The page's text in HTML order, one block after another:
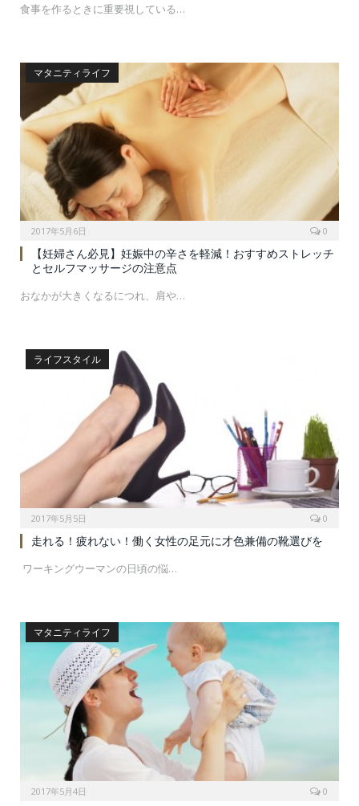
食事を作るときに重要視している…
マタニティライフ
2017年5月6日 0
【妊婦さん必見】妊娠中の辛さを軽減！おすすめストレッチ
とセルフマッサージの注意点
おなかが大きくなるにつれ、肩や…
ライフスタイル
2017年5月5日 0
走れる！疲れない！働く女性の足元に才色兼備の靴選びを
ワーキングウーマンの日頃の悩…
マタニティライフ
2017年5月4日 0